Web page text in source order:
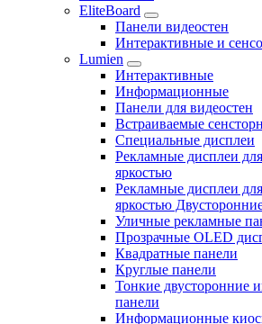
EliteBoard
Панели видеостен
Интерактивные и
Lumien
Интерактивные
Информационные
Панели для видеостен
Встраиваемые
Специальные дисплеи
Рекламные дисплеи
яркостью
Рекламные дисплеи
яркостью
Уличные рекламные
Прозрачные OLED
Квадратные панели
Круглые панели
Тонкие двусторонние
панели
Информационные